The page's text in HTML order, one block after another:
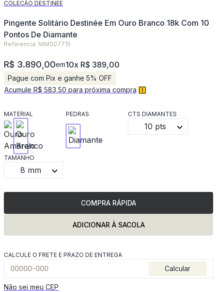
COLEÇÃO DESTINEE
Pingente Solitário Destinée Em Ouro Branco 18k Com 10
Pontos De Diamante
Referencia: NIM007715
R$ 3.890,00em10x R$ 389,00
Pague com Pix e ganhe 5% OFF
Acumule R$ 583,50 para próxima compra
MATERIAL
TAMANHO
8 mm
PEDRAS CTS DIAMANTES
10 pts
COMPRA RÁPIDA
ADICIONAR À SACOLA
CALCULE O FRETE E PRAZO DE ENTREGA
Calcular
Não sei meu CEP